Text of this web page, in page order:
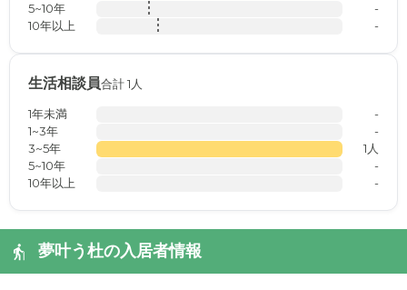
5~10年
-
10年以上
-
生活相談員合計 1人
1年未満
-
1~3年
-
3~5年
1人
5~10年
-
10年以上
-
夢叶う杜の入居者情報